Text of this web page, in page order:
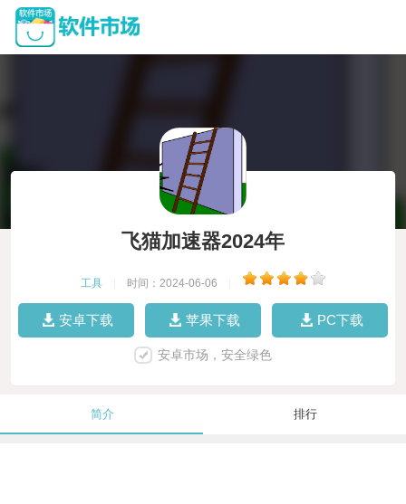
飞猫加速器2024年
工具 时间：2024-06-06
安卓下载 苹果下载 PC下载
安卓市场，安全绿色
简介 排行